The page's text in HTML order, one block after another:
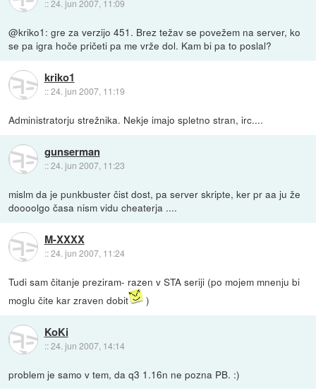
::24. jun 2007, 11:09
@kriko1: gre za verzijo 451. Brez težav se povežem na server, ko
se pa igra hoče pričeti pa me vrže dol. Kam bi pa to poslal?
kriko1
::24. jun 2007, 11:19
Administratorju strežnika. Nekje imajo spletno stran, irc....
gunserman
::24. jun 2007, 11:23
mislm da je punkbuster čist dost, pa server skripte, ker pr aa ju že
doooolgo časa nism vidu cheaterja ....
M-XXXX
::24. jun 2007, 11:24
Tudi sam čitanje preziram- razen v STA seriji (po mojem mnenju bi
moglu čite kar zraven dobit
)
KoKi
::24. jun 2007, 14:14
problem je samo v tem, da q3 1.16n ne pozna PB. :)